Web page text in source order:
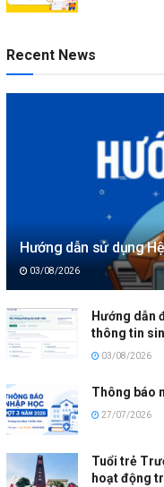
Recent News
Hướng dẫn sử dụng
03/08/2026
Hướng dẫn
thông tin
03/08/2026
Thông báo
27/07/2026
Tuổi trẻ
hoạt động